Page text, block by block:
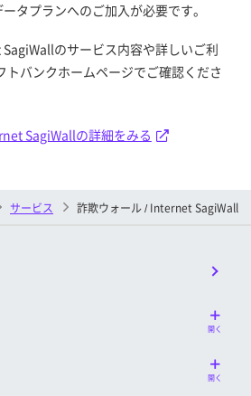
タプランへのご加入が必要です。
のサービス内容や詳しいご利
トバンクホームページでご確認くださ
SagiWallの詳細をみる
サービス 詐欺ウォール / Internet SagiWall
開く
開く